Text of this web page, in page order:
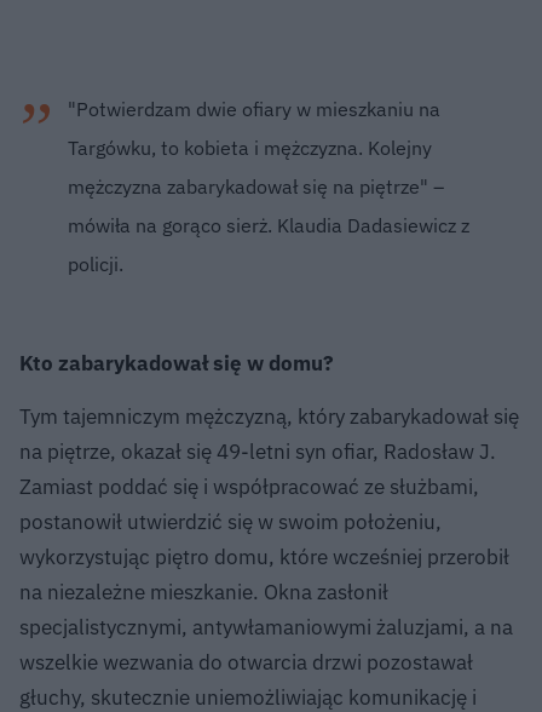
"Potwierdzam dwie ofiary w mieszkaniu na
Targówku, to kobieta i mężczyzna. Kolejny
mężczyzna zabarykadował się na piętrze" –
mówiła na gorąco sierż. Klaudia Dadasiewicz z
policji.
Kto zabarykadował się w domu?
Tym tajemniczym mężczyzną, który zabarykadował się
na piętrze, okazał się 49-letni syn ofiar, Radosław J.
Zamiast poddać się i współpracować ze służbami,
postanowił utwierdzić się w swoim położeniu,
wykorzystując piętro domu, które wcześniej przerobił
na niezależne mieszkanie. Okna zasłonił
specjalistycznymi, antywłamaniowymi żaluzjami, a na
wszelkie wezwania do otwarcia drzwi pozostawał
głuchy, skutecznie uniemożliwiając komunikację i